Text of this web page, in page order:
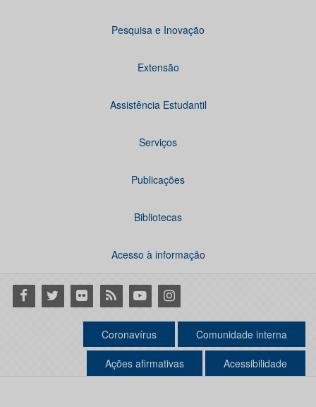
Pesquisa e Inovação
Extensão
Assistência Estudantil
Serviços
Publicações
Bibliotecas
Acesso à informação
Facebook
Twitter Flickr RSS YoutubeInstagram
Coronavírus Comunidade interna
Ações afirmativas Acessibilidade